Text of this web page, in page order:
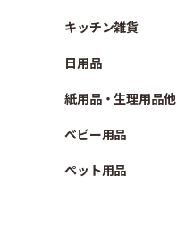
キッチン雑貨
日用品
紙用品・生理用品他
ベビー用品
ペット用品